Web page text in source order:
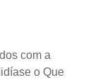
com a
o Que